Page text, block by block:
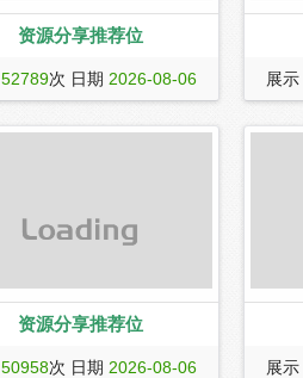
资源分享推荐位
52789次 日期 2026-08-06 展示
资源分享推荐位
50958次 日期 2026-08-06 展示